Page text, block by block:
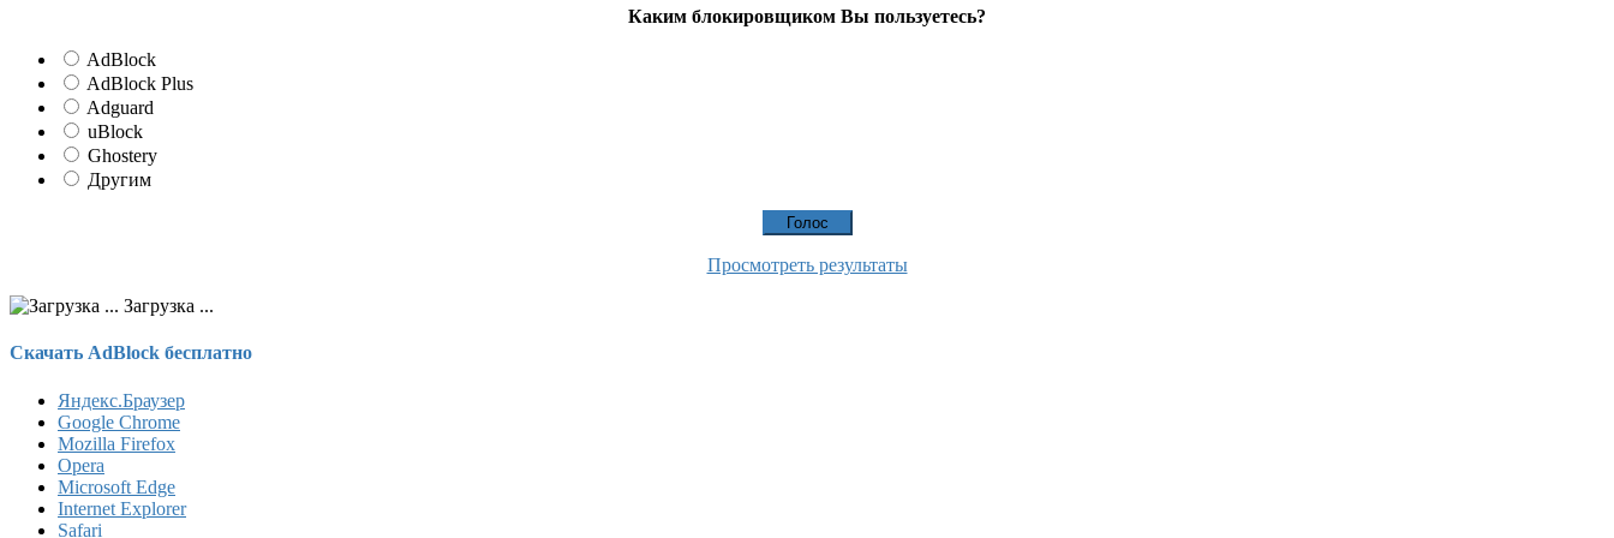
Каким блокировщиком Вы пользуетесь?
AdBlock
AdBlock Plus
Adguard
uBlock
Ghostery
Другим
Просмотреть результаты
Загрузка ...
Скачать AdBlock бесплатно
Яндекс.Браузер
Google Chrome
Mozilla Firefox
Opera
Microsoft Edge
Internet Explorer
Safari